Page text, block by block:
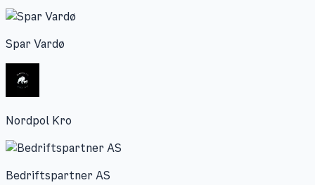
Spar Vardø
Nordpol Kro
Bedriftspartner AS